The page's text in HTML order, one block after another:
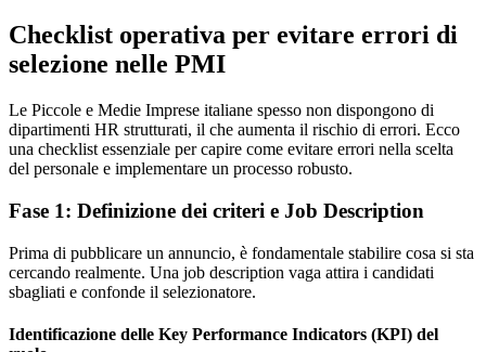
Checklist operativa per evitare errori di
selezione nelle PMI
Le Piccole e Medie Imprese italiane spesso non dispongono di
dipartimenti HR strutturati, il che aumenta il rischio di errori. Ecco
una checklist essenziale per capire come evitare errori nella scelta
del personale e implementare un processo robusto.
Fase 1: Definizione dei criteri e Job Description
Prima di pubblicare un annuncio, è fondamentale stabilire cosa si sta
cercando realmente. Una job description vaga attira i candidati
sbagliati e confonde il selezionatore.
Identificazione delle Key Performance Indicators (KPI) del